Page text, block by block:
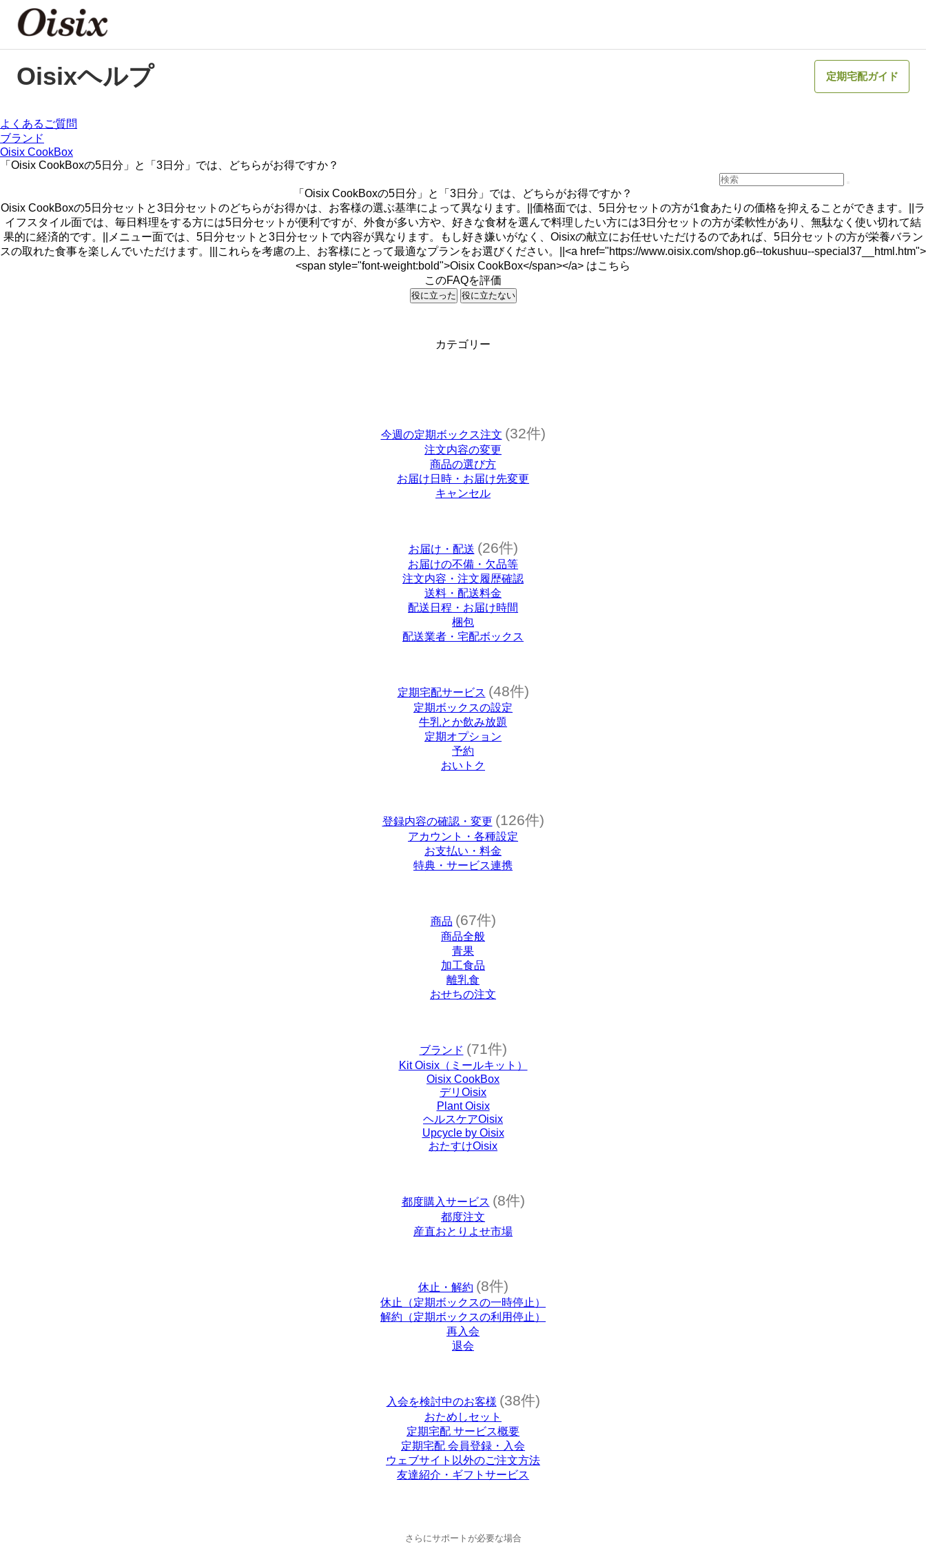
Oisixヘルプ 定期宅配ガイド
よくあるご質問
ブランド
Oisix CookBox
「Oisix CookBoxの5日分」と「3日分」では、どちらがお得ですか？
「Oisix CookBoxの5日分」と「3日分」では、どちらがお得ですか？
Oisix CookBoxの5日分セットと3日分セットのどちらがお得かは、お客様の選ぶ基準によって異なります。||価格面では、5日分セットの方が1食あたりの価格を抑えることができます。||ラ
イフスタイル面では、毎日料理をする方には5日分セットが便利ですが、外食が多い方や、好きな食材を選んで料理したい方には3日分セットの方が柔軟性があり、無駄なく使い切れて結
果的に経済的です。||メニュー面では、5日分セットと3日分セットで内容が異なります。もし好き嫌いがなく、Oisixの献立にお任せいただけるのであれば、5日分セットの方が栄養バラン
スの取れた食事を楽しんでいただけます。|||これらを考慮の上、お客様にとって最適なプランをお選びください。||<a href="https://www.oisix.com/shop.g6--tokushuu--special37__html.htm">
<span style="font-weight:bold">Oisix CookBox</span></a> はこちら
このFAQを評価
役に立った 役に立たない
カテゴリー
今週の定期ボックス注文 (32件)
注文内容の変更
商品の選び方
お届け日時・お届け先変更
キャンセル
お届け・配送 (26件)
お届けの不備・欠品等
注文内容・注文履歴確認
送料・配送料金
配送日程・お届け時間
梱包
配送業者・宅配ボックス
定期宅配サービス (48件)
定期ボックスの設定
牛乳とか飲み放題
定期オプション
予約
おいトク
登録内容の確認・変更 (126件)
アカウント・各種設定
お支払い・料金
特典・サービス連携
商品 (67件)
商品全般
青果
加工食品
離乳食
おせちの注文
ブランド (71件)
Kit Oisix（ミールキット）
Oisix CookBox
デリOisix
Plant Oisix
ヘルスケアOisix
Upcycle by Oisix
おたすけOisix
都度購入サービス (8件)
都度注文
産直おとりよせ市場
休止・解約 (8件)
休止（定期ボックスの一時停止）
解約（定期ボックスの利用停止）
再入会
退会
入会を検討中のお客様 (38件)
おためしセット
定期宅配 サービス概要
定期宅配 会員登録・入会
ウェブサイト以外のご注文方法
友達紹介・ギフトサービス